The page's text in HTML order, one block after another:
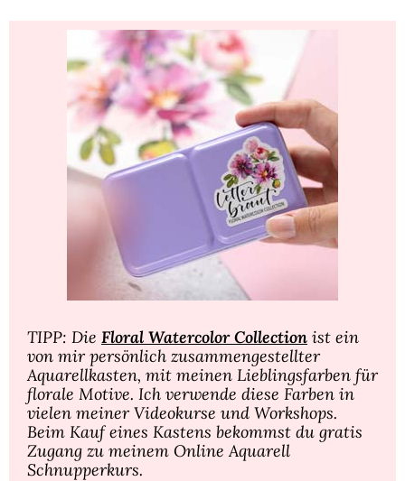
TIPP: Die Floral Watercolor Collection ist ein
von mir persönlich zusammengestellter
Aquarellkasten, mit meinen Lieblingsfarben für
florale Motive. Ich verwende diese Farben in
vielen meiner Videokurse und Workshops.
Beim Kauf eines Kastens bekommst du gratis
Zugang zu meinem Online Aquarell
Schnupperkurs.